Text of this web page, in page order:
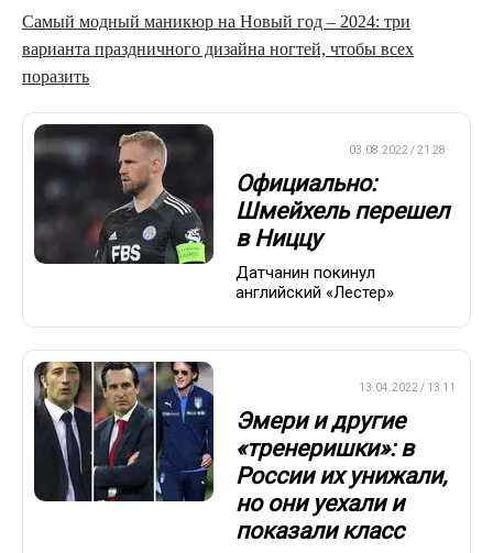
Самый модный маникюр на Новый год – 2024: три
варианта праздничного дизайна ногтей, чтобы всех
поразить
03.08.2022 / 21:28
Официально:
Шмейхель перешел
в Ниццу
Датчанин покинул
английский «Лестер»
13.04.2022 / 13:11
Эмери и другие
«тренеришки»: в
России их унижали,
но они уехали и
показали класс